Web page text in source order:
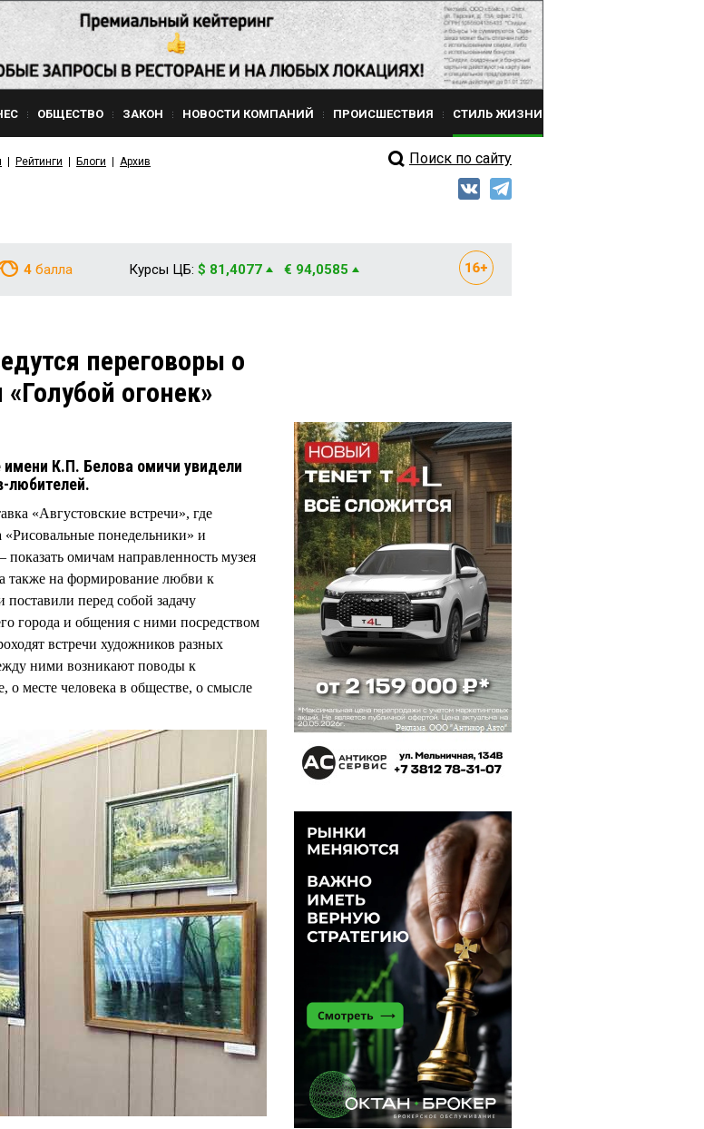
ОБЩЕСТВО ЗАКОН НОВОСТИ КОМПАНИЙ ПРОИСШЕСТВИЯ СТИЛЬ ЖИЗНИ
Рейтинги Блоги Архив Поиск по сайту
4 балла Курсы ЦБ: $ 81,4077 € 94,0585
переговоры о
огонек»
имени К.П. Белова омичи увидели
любителей.
«Августовские встречи», где
понедельники» и
омичам направленность музея
также на формирование любви к
перед собой задачу
города и общения с ними посредством
встречи художников разных
ними возникают поводы к
месте человека в обществе, о смысле